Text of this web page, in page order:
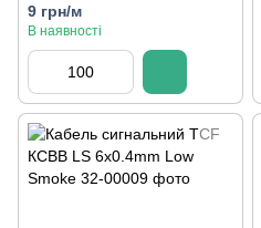
9 грн/м
В наявності